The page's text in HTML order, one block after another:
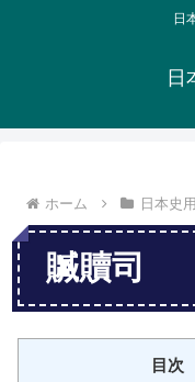
日
日
ホーム 日本史
贓贖司
目次